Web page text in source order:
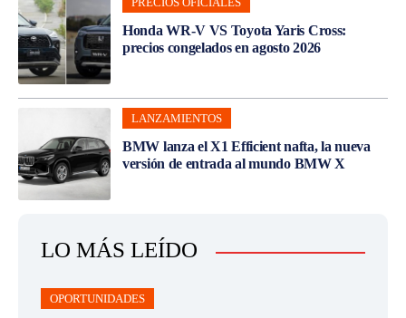
Honda WR-V VS Toyota Yaris Cross:
precios congelados en agosto 2026
LANZAMIENTOS
BMW lanza el X1 Efficient nafta, la nueva
versión de entrada al mundo BMW X
LO MÁS LEÍDO
OPORTUNIDADES